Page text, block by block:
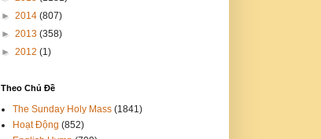
► 2014 (807)
► 2013 (358)
► 2012 (1)
Theo Chủ Đề
The Sunday Holy Mass (1841)
Hoạt Động (852)